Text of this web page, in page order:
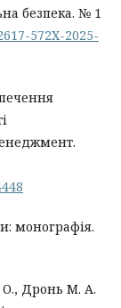
безпека. № 1
572X-2025-
монографія.
Дронь М. А.